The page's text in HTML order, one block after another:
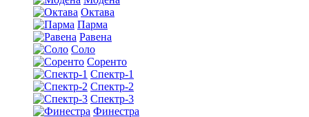
Октава
Парма
Равена
Соло
Соренто
Спектр-1
Спектр-2
Спектр-3
Финестра